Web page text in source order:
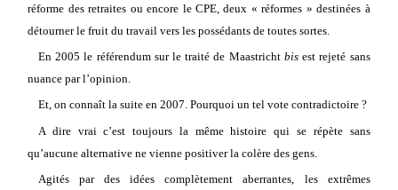
réforme des retraites ou encore le CPE, deux « réformes » destinées à
détourner le fruit du travail vers les possédants de toutes sortes.
En 2005 le référendum sur le traité de Maastricht bisest rejeté sans
nuance par l’opinion.
Et, on connaît la suite en 2007. Pourquoi un tel vote contradictoire ?
A dire vrai c’est toujours la même histoire qui se répète sans
qu’aucune alternative ne vienne positiver la colère des gens.
Agités par des idées complètement aberrantes, les extrêmes